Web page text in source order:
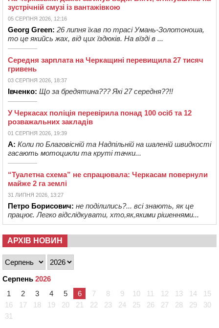
зустрічній смузі із вантажівкою
05 СЕРПНЯ 2026, 12:16
Georg Green: 26 липня їхав по трасі Умань-Золотоноша,
то це якийсь жах, від цих їздюків. На вїзді в ...
Середня зарплата на Черкащині перевищила 27 тисяч
гривень
03 СЕРПНЯ 2026, 18:37
Івченко: Що за бредятина??? Які 27 середня??!!
У Черкасах поліція перевірила понад 100 осіб та 12
розважальних закладів
01 СЕРПНЯ 2026, 19:39
А: Коли по Благовісній та Надпільній на шаленій швидкості
гасають мотоцикли та круті тачки...
“Туалетна схема” не спрацювала: Черкасам повернули
майже 2 га землі
31 ЛИПНЯ 2026, 13:27
Петро Борисович: не поділились?... всі знають, як це
працює. Легко відслідкувати, хто,як,якими рішеннями...
АРХІВ НОВИН
Серпень 2026
1
2 3 4 5 6 7 8 9 10 11 12 13 14
15
16
17 18 19 20 21 22 23 24 25 26 27 28 29
30
31